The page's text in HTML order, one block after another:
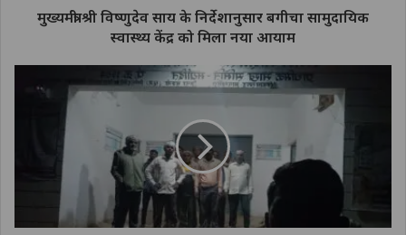
मुख्यमंत्री श्री विष्णुदेव साय के निर्देशानुसार बगीचा सामुदायिक
स्वास्थ्य केंद्र को मिला नया आयाम